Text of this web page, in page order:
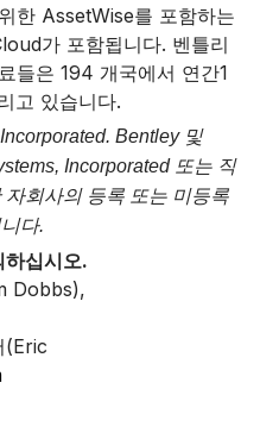
한 AssetWise를 포함하는
가 포함됩니다. 벤틀리
들은 194 개국에서 연간1
고 있습니다.
Bentley 및
Incorporated 또는 직
회사의 등록 또는 미등록
다.
하십시오.
Dobbs),
(Eric